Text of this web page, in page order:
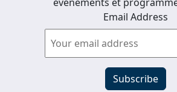
Email Address